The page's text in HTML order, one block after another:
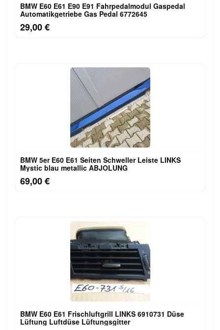
BMW E60 E61 E90 E91 Fahrpedalmodul Gaspedal
Automatikgetriebe Gas Pedal 6772645
29,00 €
BMW 5er E60 E61 Seiten Schweller Leiste LINKS
Mystic blau metallic ABJOLUNG
69,00 €
BMW E60 E61 Frischluftgrill LINKS 6910731 Düse
Lüftung Luftdüse Lüftungsgitter